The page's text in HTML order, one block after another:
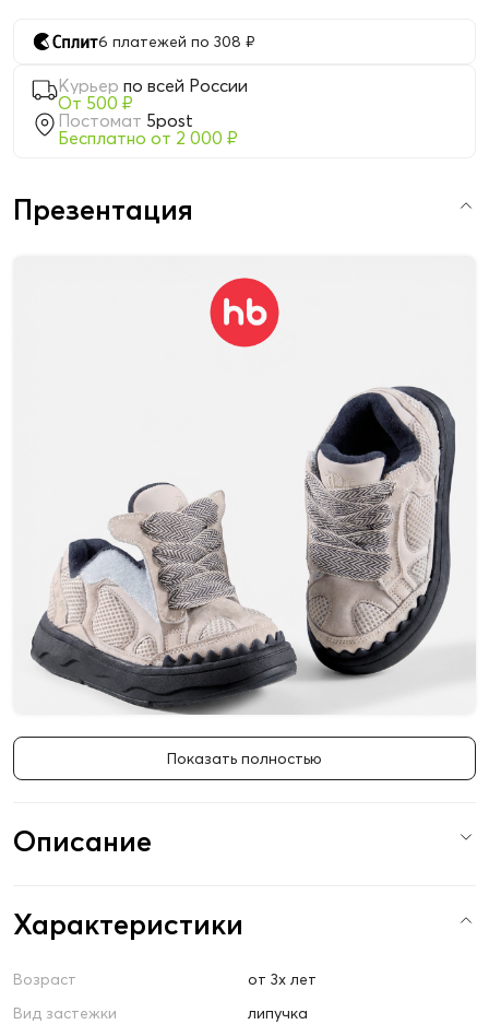
6 платежей по 308 ₽
Курьер по всей России
От 500 ₽
Постомат 5post
Бесплатно от 2 000 ₽
Презентация
Показать полностью
Описание
Характеристики
Возраст
от 3х лет
Вид застежки
липучка